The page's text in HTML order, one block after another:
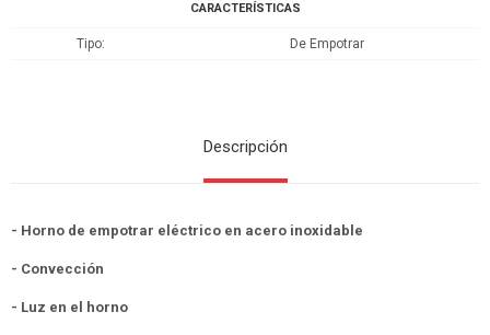
CARACTERÍSTICAS
Tipo De Empotrar
Descripción
- Horno de empotrar eléctrico en acero inoxidable
- Convección
- Luz en el horno